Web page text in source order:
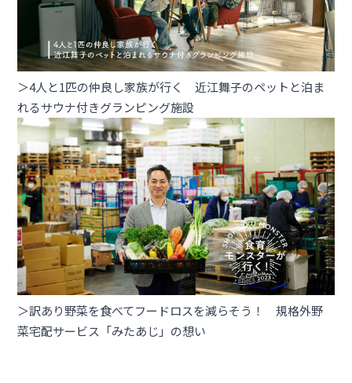
＞4人と1匹の仲良し家族が行く 近江舞子のペットと泊ま
れるサウナ付きグランピング施設
＞訳あり野菜を食べてフードロスを減らそう！ 規格外野
菜宅配サービス「みたあじ」の想い